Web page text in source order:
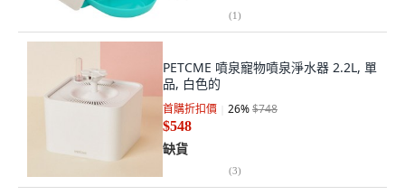
(1)
PETCME 噴泉寵物噴泉淨水器 2.2L, 單
品, 白色的
首購折扣價 26%$748
$548
缺貨
(3)